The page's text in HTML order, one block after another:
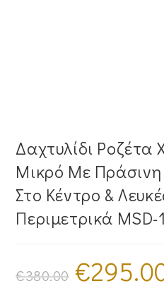
Δαχτυλίδι Ροζέτα
Μικρό Με Πράσινη
Στο Κέντρο &
Περιμετρικά MSD-
€380.00
Original
price
was:
€